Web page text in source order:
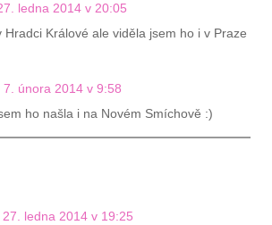
ledna 2014 v 20:05
Hradci Králové ale viděla jsem ho i v Praze
7. února 2014 v 9:58
ho našla i na Novém Smíchově :)
27. ledna 2014 v 19:25